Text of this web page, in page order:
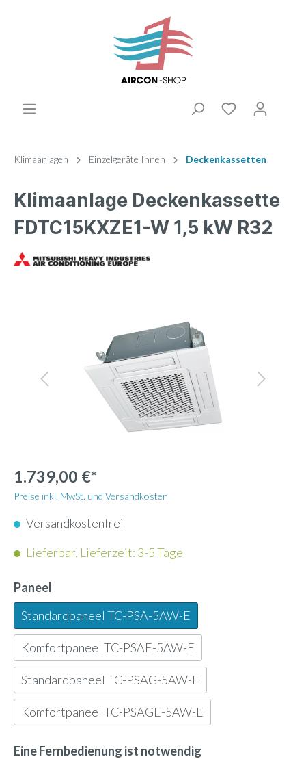
Klimaanlagen Einzelgeräte Innen Deckenkassetten
Klimaanlage Deckenkassette
FDTC15KXZE1-W 1,5 kW R32
1.739,00 €*
Preise inkl. MwSt. und Versandkosten
Versandkostenfrei
Lieferbar, Lieferzeit: 3-5 Tage
Paneel
Standardpaneel TC-PSA-5AW-E
Komfortpaneel TC-PSAE-5AW-E
Standardpaneel TC-PSAG-5AW-E
Komfortpaneel TC-PSAGE-5AW-E
Eine Fernbedienung ist notwendig